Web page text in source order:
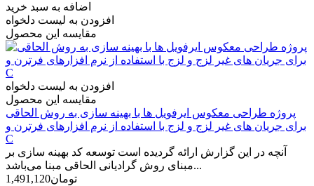
اضافه به سبد خرید
افزودن به لیست دلخواه
مقایسه این محصول
افزودن به لیست دلخواه
مقایسه این محصول
پروژه طراحی معکوس ایرفویل ها با بهینه سازی به روش الحاقی
برای جریان های غیر لزج و لزج با استفاده از نرم افزارهای فرترن و
C
آنچه در این گزارش ارائه گردیده است توسعه کد بهینه­ سازی بر
مبنای روش­ گرادیانی الحاقی مبنا می­‌باشد...
1,491,120تومان